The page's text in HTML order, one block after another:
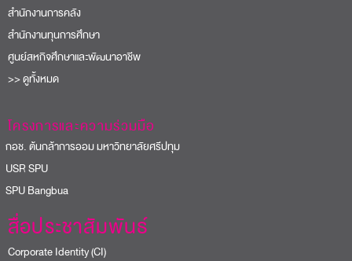
สำนักงานการคลัง
สำนักงานทุนการศึกษา
ศูนย์สหกิจศึกษาและพัฒนาอาชีพ
>> ดูทั้งหมด
โครงการและความร่วมมือ
ช. ต้นกล้าการออม มหาวิทยาลัยศรีปทุม
SPU
Bangbua
สื่อประชาสัมพันธ์
Corporate Identity (CI)